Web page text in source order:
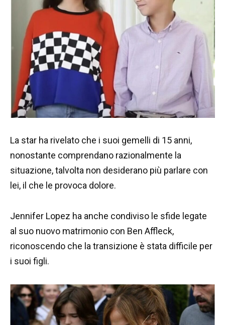
La star ha rivelato che i suoi gemelli di 15 anni,
nonostante comprendano razionalmente la
situazione, talvolta non desiderano più parlare con
lei, il che le provoca dolore.
Jennifer Lopez ha anche condiviso le sfide legate
al suo nuovo matrimonio con Ben Affleck,
riconoscendo che la transizione è stata difficile per
i suoi figli.